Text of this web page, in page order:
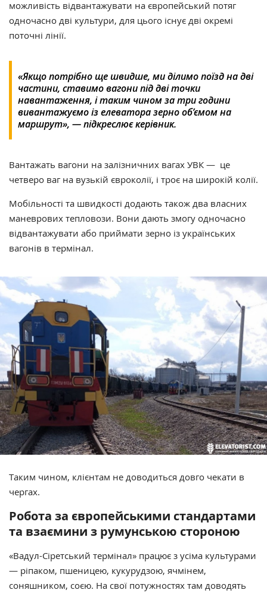
можливість відвантажувати на європейський потяг
одночасно дві культури, для цього існує дві окремі
поточні лінії.
«Якщо потрібно ще швидше, ми ділимо поїзд на дві
частини, ставимо вагони під дві точки
навантаження, і таким чином за три години
вивантажуємо із елеватора зерно об’ємом на
маршрут», — підкреслює керівник.
Вантажать вагони на залізничних вагах УВК — це
четверо ваг на вузькій євроколії, і троє на широкій колії.
Мобільності та швидкості додають також два власних
маневрових тепловози. Вони дають змогу одночасно
відвантажувати або приймати зерно із українських
вагонів в термінал.
Таким чином, клієнтам не доводиться довго чекати в
чергах.
Робота за європейськими стандартами
та взаємини з румунською стороною
«Вадул-Сіретський термінал» працює з усіма культурами
— ріпаком, пшеницею, кукурудзою, ячмінем,
соняшником, соєю. На свої потужностях там доводять